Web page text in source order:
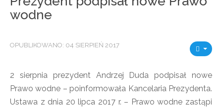
wodne
OPUBLIKOWANO: 04 SIERPIEŃ 2017
2 sierpnia prezydent Andrzej Duda podpisał nowe
Prawo wodne – poinformowała Kancelaria Prezydenta.
Ustawa z dnia 20 lipca 2017 r. – Prawo wodne zastąpi